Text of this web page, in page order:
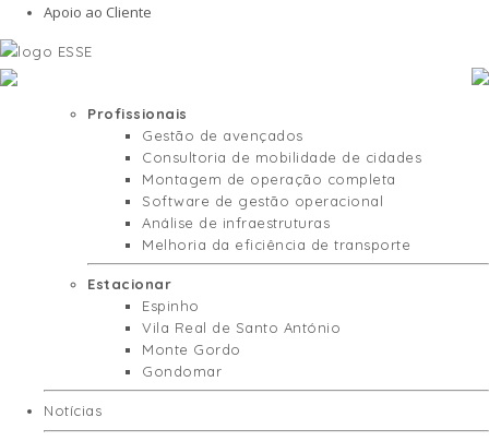
Apoio ao Cliente
Profissionais
Gestão de avençados
Consultoria de mobilidade de cidades
Montagem de operação completa
Software de gestão operacional
Análise de infraestruturas
Melhoria da eficiência de transporte
Estacionar
Espinho
Vila Real de Santo António
Monte Gordo
Gondomar
Notícias